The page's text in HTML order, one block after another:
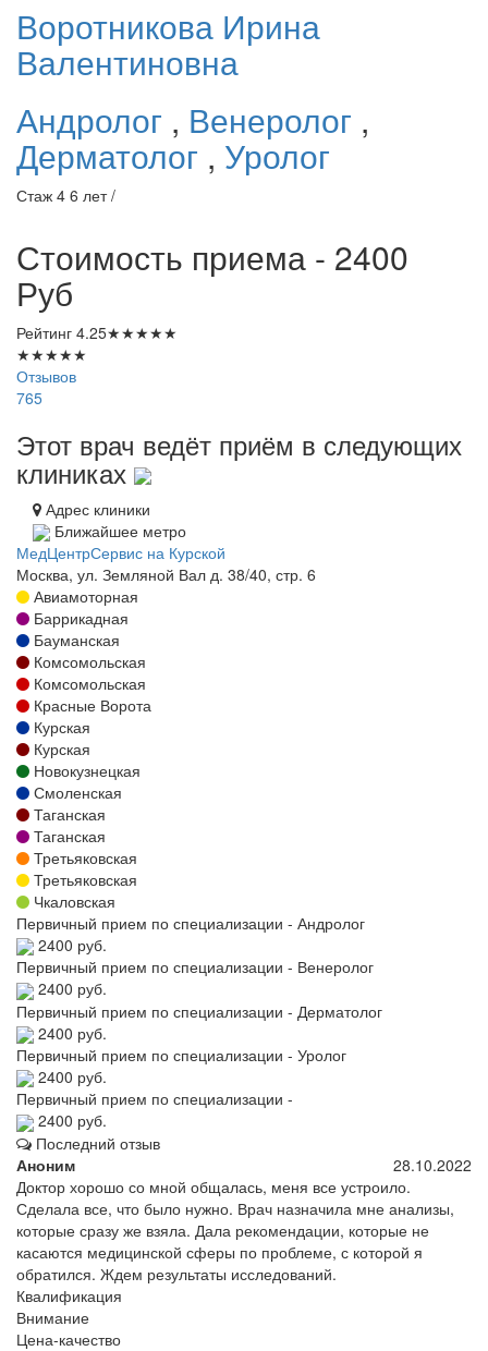
Воротникова Ирина
Валентиновна
Андролог , Венеролог ,
Дерматолог , Уролог
Стаж 4 6 лет /
Стоимость приема - 2400
Руб
Рейтинг 4.25★★★★★
★★★★★
Отзывов
765
Этот врач ведёт приём в следующих
клиниках
Адрес клиники
Ближайшее метро
МедЦентрСервис на Курской
Москва, ул. Земляной Вал д. 38/40, стр. 6
Авиамоторная
Баррикадная
Бауманская
Комсомольская
Комсомольская
Красные Ворота
Курская
Курская
Новокузнецкая
Смоленская
Таганская
Таганская
Третьяковская
Третьяковская
Чкаловская
Первичный прием по специализации - Андролог
2400 руб.
Первичный прием по специализации - Венеролог
2400 руб.
Первичный прием по специализации - Дерматолог
2400 руб.
Первичный прием по специализации - Уролог
2400 руб.
Первичный прием по специализации -
2400 руб.
Последний отзыв
Аноним
28.10.2022
Доктор хорошо со мной общалась, меня все устроило.
Сделала все, что было нужно. Врач назначила мне анализы,
которые сразу же взяла. Дала рекомендации, которые не
касаются медицинской сферы по проблеме, с которой я
обратился. Ждем результаты исследований.
Квалификация
Внимание
Цена-качество